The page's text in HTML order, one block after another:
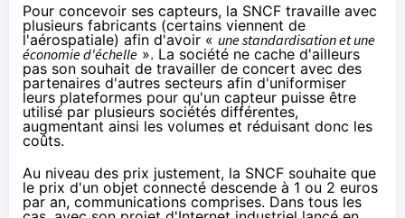
Pour concevoir ses capteurs, la SNCF travaille avec
plusieurs fabricants (certains viennent de
l'aérospatiale) afin d'avoir « une standardisation et une
économie d'échelle ». La société ne cache d'ailleurs
pas son souhait de travailler de concert avec des
partenaires d'autres secteurs afin d'uniformiser
leurs plateformes pour qu'un capteur puisse être
utilisé par plusieurs sociétés différentes,
augmentant ainsi les volumes et réduisant donc les
coûts.
Au niveau des prix justement, la SNCF souhaite que
le prix d'un objet connecté descende à 1 ou 2 euros
par an, communications comprises. Dans tous les